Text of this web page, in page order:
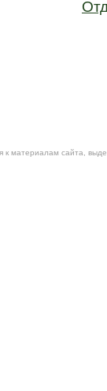
к материалам сайта,